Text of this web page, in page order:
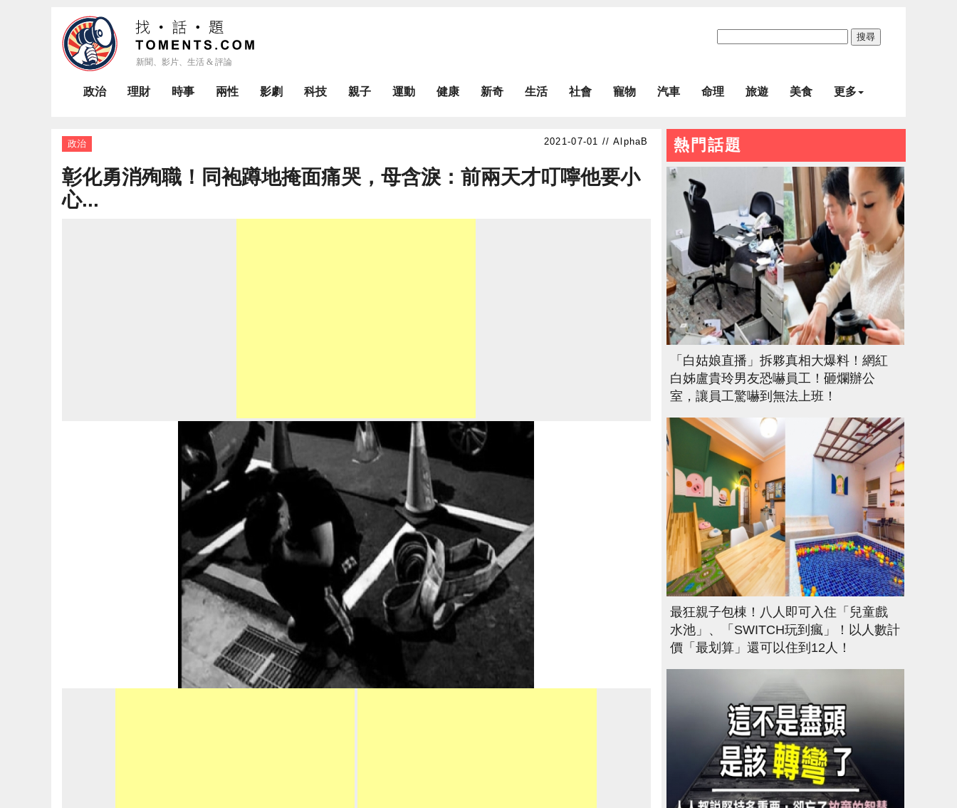
搜尋
政治 理財 時事 兩性 影劇 科技 親子 運動 健康 新奇 生活 社會 寵物 汽車 命理 旅遊 美食 更多
政治 AlphaB
彰化勇消殉職！同袍蹲地掩面痛哭，母含淚：前兩天才叮嚀他要小
心...
熱門話題
「白姑娘直播」拆夥真相大爆料！網紅
白姊盧貴玲男友恐嚇員工！砸爛辦公
室，讓員工驚嚇到無法上班！
最狂親子包棟！八人即可入住「兒童戲
水池」、「SWITCH玩到瘋」！以人數計
價「最划算」還可以住到12人！